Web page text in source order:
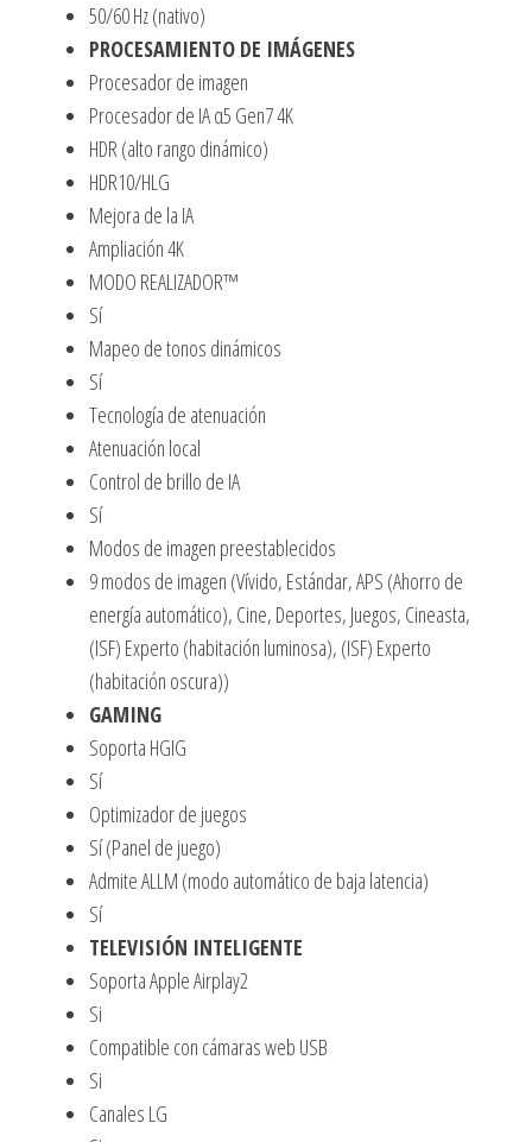
50/60 Hz (nativo)
PROCESAMIENTO DE IMÁGENES
Procesador de imagen
Procesador de IA α5 Gen7 4K
HDR (alto rango dinámico)
HDR10/HLG
Mejora de la IA
Ampliación 4K
MODO REALIZADOR™
Sí
Mapeo de tonos dinámicos
Sí
Tecnología de atenuación
Atenuación local
Control de brillo de IA
Sí
Modos de imagen preestablecidos
9 modos de imagen (Vívido, Estándar, APS (Ahorro de
energía automático), Cine, Deportes, Juegos, Cineasta,
(ISF) Experto (habitación luminosa), (ISF) Experto
(habitación oscura))
GAMING
Soporta HGIG
Sí
Optimizador de juegos
Sí (Panel de juego)
Admite ALLM (modo automático de baja latencia)
Sí
TELEVISIÓN INTELIGENTE
Soporta Apple Airplay2
Si
Compatible con cámaras web USB
Si
Canales LG